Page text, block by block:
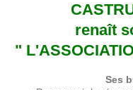
renaît
"
Ses